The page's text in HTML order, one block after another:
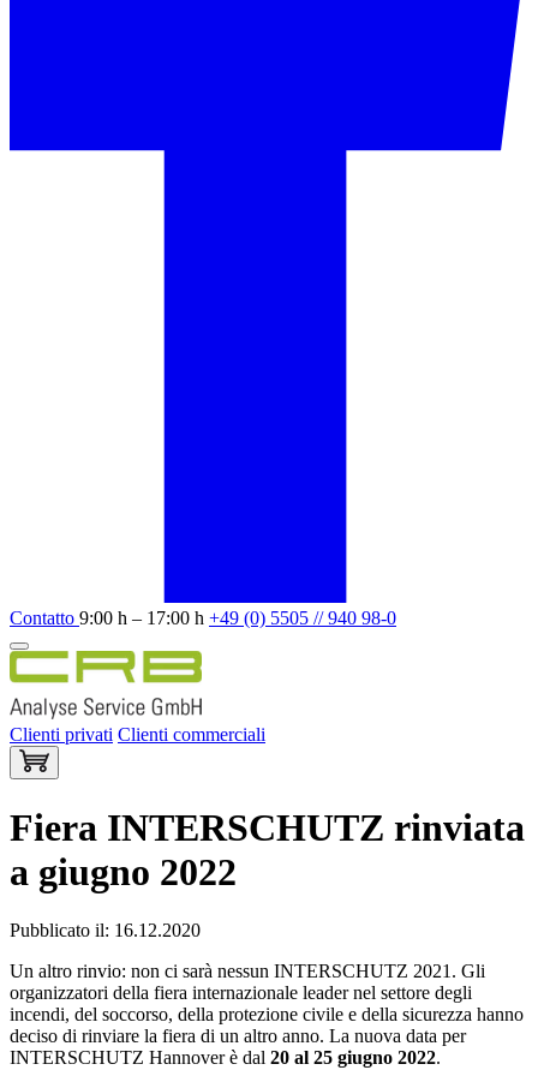
Contatto 9:00 h – 17:00 h +49 (0) 5505 // 940 98-0
Clienti privati Clienti commerciali
Fiera INTERSCHUTZ rinviata
a giugno 2022
Pubblicato il: 16.12.2020
Un altro rinvio: non ci sarà nessun INTERSCHUTZ 2021. Gli
organizzatori della fiera internazionale leader nel settore degli
incendi, del soccorso, della protezione civile e della sicurezza hanno
deciso di rinviare la fiera di un altro anno. La nuova data per
INTERSCHUTZ Hannover è dal 20 al 25 giugno 2022.